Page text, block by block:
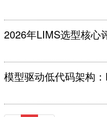
2026年LIMS选型核心
模型驱动低代码架构